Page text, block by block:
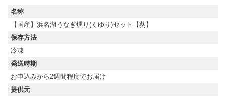
名称
【国産】浜名湖うなぎ燻り(くゆり)セット【葵】
保存方法
冷凍
発送時期
お申込みから2週間程度でお届け
提供元